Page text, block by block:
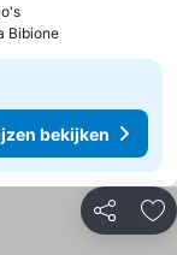
Prijzen bekijken
Bibione
bekijken
Delen